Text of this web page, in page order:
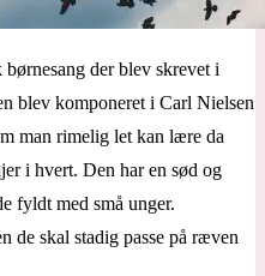
der blev skrevet i
blev komponeret i Carl Nielsen
man rimelig let kan lære da
i hvert. Den har en sød og
fyldt med små unger.
de skal stadig passe på ræven